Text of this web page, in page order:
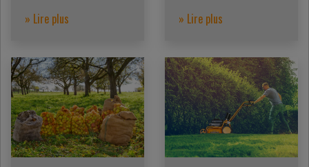
» Lire plus
» Lire plus